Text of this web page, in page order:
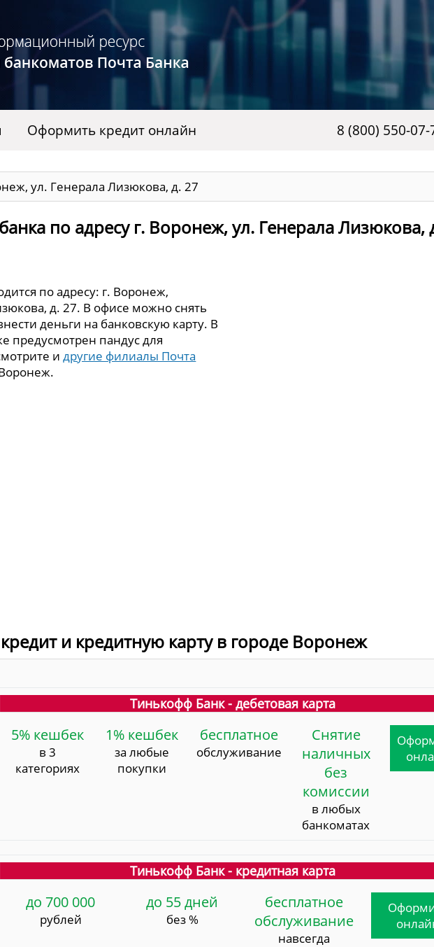
Оформить кредит онлайн 8 (800) 550-07-
ул. Генерала Лизюкова, д. 27
по адресу г. Воронеж, ул. Генерала Лизюкова,
по адресу: г. Воронеж,
д. 27. В офисе можно снять
деньги на банковскую карту. В
предусмотрен пандус для
идругие филиалы Почта
и кредитную карту в городе Воронеж
Тинькофф Банк - дебетовая карта
5% кешбек
в 3
категориях
1% кешбек
за любые
покупки
бесплатное
обслуживание
Снятие
наличных
без
комиссии
в любых
банкоматах
Тинькофф Банк - кредитная карта
до 700 000
рублей
до 55 дней
без %
бесплатное
обслуживание
навсегда